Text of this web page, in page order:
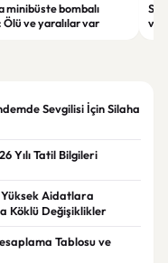
minibüste bombalı
Ölü ve yaralılar var
Sevgilisi İçin Silaha
Yılı Tatil Bilgileri
Yüksek Aidatlara
Köklü Değişiklikler
Tablosu ve